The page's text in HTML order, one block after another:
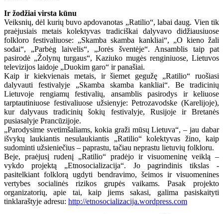
Ir žodžiai virsta kūnu
Veiksnių, dėl kurių buvo apdovanotas „Ratilio“, labai daug. Vien tik
praėjusiais metais kolektyvas tradiciškai dalyvavo didžiausiuose
folkloro festivaliuose: „Skamba skamba kankliai“, „O kieno žali
sodai“, „Parbėg laivelis“, „Jorės šventėje“. Ansamblis taip pat
pasirodė „Žolynų turgaus“, Kaziuko mugės renginiuose, Lietuvos
televizijos laidoje „Duokim garo“ ir panašiai.
Kaip ir kiekvienais metais, ir šiemet gegužę „Ratilio“ ruošiasi
dalyvauti festivalyje „Skamba skamba kankliai“. Be tradicinių
Lietuvoje rengiamų festivalių, ansamblis pasirodys ir keliuose
tarptautiniuose festivaliuose užsienyje: Petrozavodske (Karelijoje),
kur dalyvaus tradicinių šokių festivalyje, Rusijoje ir Bretanės
pusiasalyje Prancūzijoje.
„Parodysime svetimšaliams, kokia graži mūsų Lietuva“, – jau dabar
išvykų laukiantis nesulaukiantis „Ratilio“ kolektyvas žino, kaip
sudominti užsieniečius – paprastu, tačiau neprastu lietuvių folkloru.
Beje, praėjusį rudenį „Ratilio“ pradėjo ir visuomeninę veiklą –
vykdo projektą „Etnosocializacija“. Jo pagrindinis tikslas -
pasitelkiant folklorą ugdyti bendravimo, šeimos ir visuomenines
vertybes socialinės rizikos grupės vaikams. Pasak projekto
organizatorių, apie tai, kaip jiems sakasi, galima pasiskaityti
tinklaraštyje adresu: http://etnosocializacija.wordpress.com